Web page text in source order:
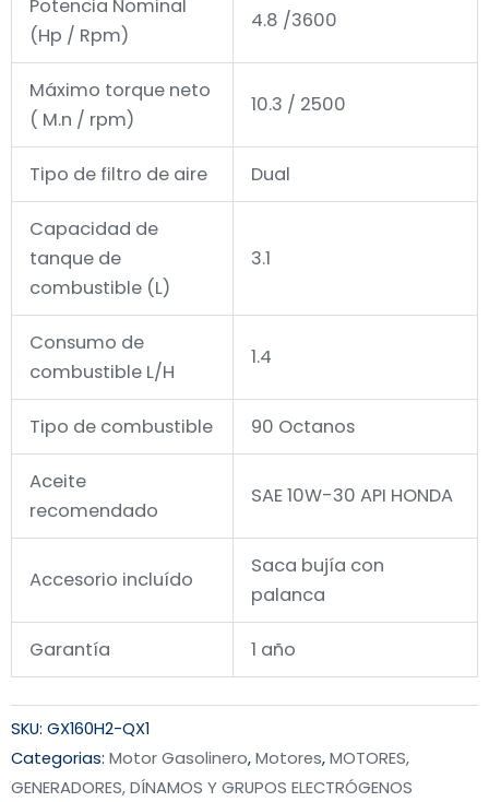
Potencia Nominal
(Hp / Rpm)
4.8 /3600
Máximo torque neto
( M.n / rpm)
10.3 / 2500
Tipo de filtro de aire Dual
Capacidad de
tanque de
combustible (L)
3.1
Consumo de
combustible L/H
1.4
Tipo de combustible 90 Octanos
Aceite
recomendado
SAE 10W-30 API HONDA
Accesorio incluído
Saca bujía con
palanca
Garantía 1 año
SKU: GX160H2-QX1
Categorias: Motor Gasolinero,Motores,MOTORES,
GENERADORES, DÍNAMOS Y GRUPOS ELECTRÓGENOS